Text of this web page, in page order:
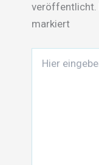
veröffentlicht.
markiert
eingeben…